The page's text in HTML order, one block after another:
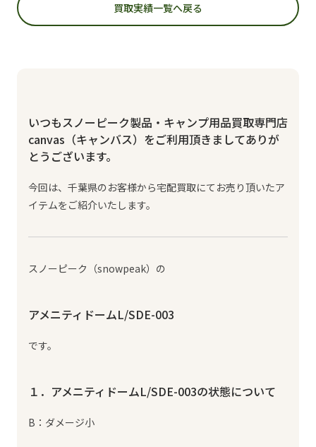
買取実績一覧へ戻る
いつもスノーピーク製品・キャンプ用品買取専門店
canvas（キャンバス）をご利用頂きましてありが
とうございます。
今回は、千葉県のお客様から宅配買取にてお売り頂いたア
イテムをご紹介いたします。
スノーピーク（snowpeak）の
アメニティドームL/SDE-003
です。
１．アメニティドームL/SDE-003の状態について
B：ダメージ小